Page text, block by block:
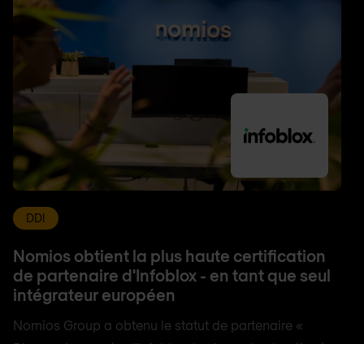
DDI
Nomios obtient la plus haute certification
de partenaire d'Infoblox - en tant que seul
intégrateur européen
Nomios Group a obtenu le statut de partenaire «